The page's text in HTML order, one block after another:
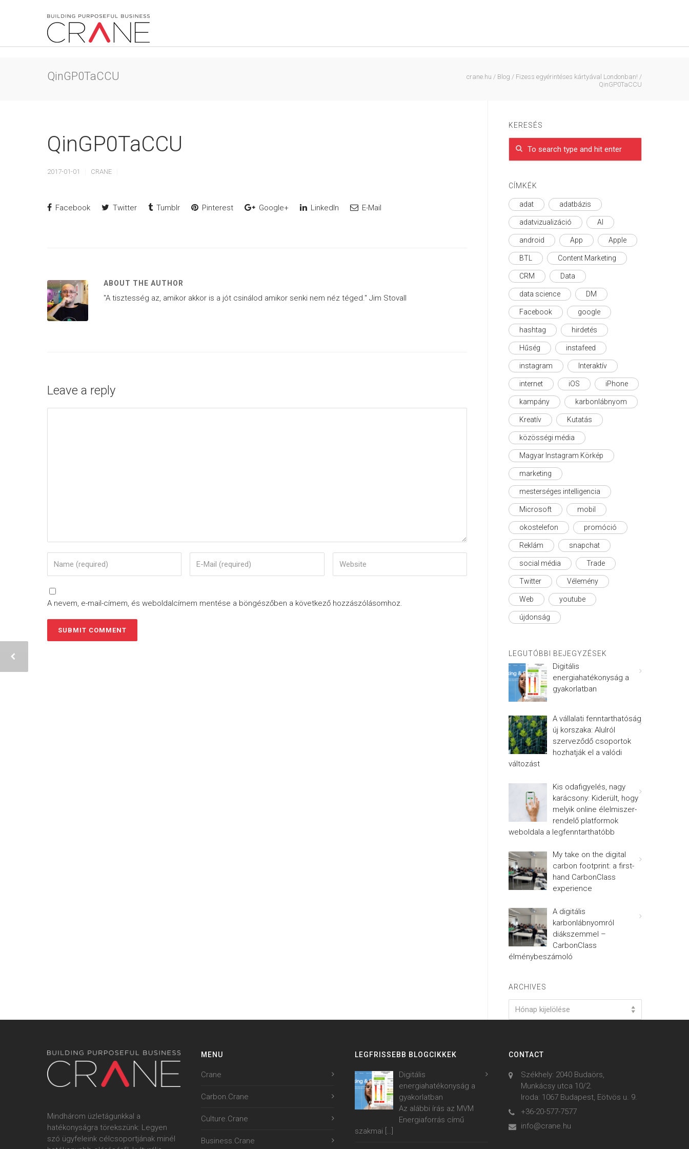
QinGP0TaCCU crane.hu / Blog / Fizess egyérintéses kártyával Londonban! /
QinGP0TaCCU
QinGP0TaCCU
2017-01-01 CRANE
Facebook Twitter Tumblr Pinterest Google+ LinkedIn E-Mail
ABOUT THE AUTHOR
"A tisztesség az, amikor akkor is a jót csinálod amikor senki nem néz téged." Jim Stovall
Leave a reply
A nevem, e-mail-címem, és weboldalcímem mentése a böngészőben a következő hozzászólásomhoz.
KERESÉS
CÍMKÉK
adat adatbázis
adatvizualizáció AI
android App Apple
BTL Content Marketing
CRM Data
data science DM
Facebook google
hashtag hirdetés
Hűség instafeed
instagram Interaktív
internet iOS iPhone
kampány karbonlábnyom
Kreatív Kutatás
közösségi média
Magyar Instagram Körkép
marketing
mesterséges intelligencia
Microsoft mobil
okostelefon promóció
Reklám snapchat
social média Trade
Twitter Vélemény
Web youtube
újdonság
LEGUTÓBBI BEJEGYZÉSEK
Digitális
energiahatékonyság a
gyakorlatban
A vállalati fenntarthatóság
új korszaka: Alulról
szerveződő csoportok
hozhatják el a valódi
változást
Kis odafigyelés, nagy
karácsony: Kiderült, hogy
melyik online élelmiszer-
rendelő platformok
weboldala a legfenntarthatóbb
My take on the digital
carbon footprint: a first-
hand CarbonClass
experience
A digitális
karbonlábnyomról
diákszemmel –
CarbonClass
élménybeszámoló
ARCHIVES
Hónap kijelölése
Mindhárom üzletágunkkal a
hatékonyságra törekszünk: Legyen
szó ügyfeleink célcsoportjának minél
MENU
Crane
Carbon.Crane
Culture.Crane
Business.Crane
LEGFRISSEBB BLOGCIKKEK
Digitális
energiahatékonyság a
gyakorlatban
Az alábbi írás az MVM
Energiaforrás című
szakmai
CONTACT
Székhely: 2040 Budaörs,
Munkácsy utca 10/2.
Iroda: 1067 Budapest, Eötvös u. 9.
+36-20-577-7577
info@crane.hu